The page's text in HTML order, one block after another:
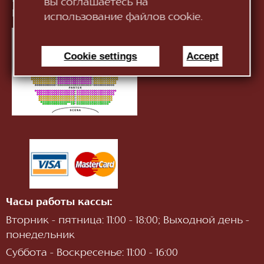
вы соглашаетесь на
использование файлов cookie.
Cookie settings Accept
Информация:infotnob2@gmail.com
Часы работы кассы:
Вторник - пятница: 11:00 - 18:00; Выходной день -
понедельник
Суббота - Воскресенье: 11:00 - 16:00